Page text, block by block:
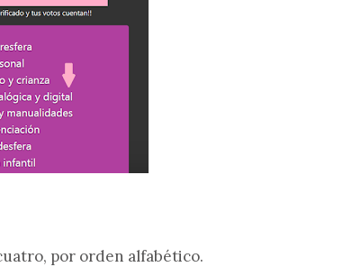
por orden alfabético.